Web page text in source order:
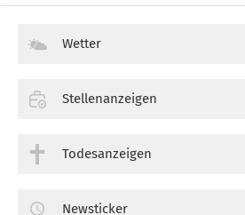
Wetter
Stellenanzeigen
Todesanzeigen
Newsticker